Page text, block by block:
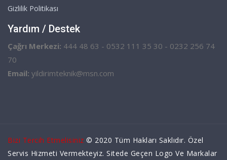
Gizlilik Politikası
Yardım / Destek
Çağrı Merkezi: 444 48 63 - 0532 111 35 30 - 0232 256 74
70
Email: yildirimteknik@msn.com
Bizi Tercih Etmelisiniz © 2020 Tüm Hakları Saklıdır. Özel
Servis Hizmeti Vermekteyiz. Sitede Geçen Logo Ve Markalar